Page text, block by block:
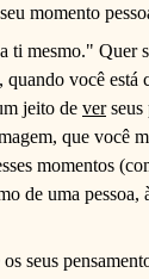
momento
ti mesmo." Quer
quando você
jeito de verseus
que você
momentos
de uma pessoa,
seus